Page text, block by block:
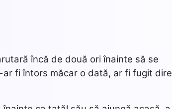
încă de două ori înainte să se
ar fi întors măcar o dată, ar fi fugit